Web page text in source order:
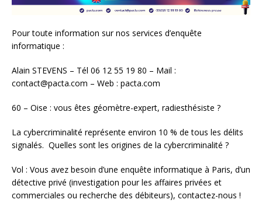
Pour toute information sur nos services d’enquête
informatique :
Alain STEVENS – Tél 06 12 55 19 80 – Mail :
contact@pacta.com – Web : pacta.com
60 – Oise : vous êtes géomètre-expert, radiesthésiste ?
La cybercriminalité représente environ 10 % de tous les délits
signalés. Quelles sont les origines de la cybercriminalité ?
Vol : Vous avez besoin d’une enquête informatique à Paris, d’un
détective privé (investigation pour les affaires privées et
commerciales ou recherche des débiteurs), contactez-nous !